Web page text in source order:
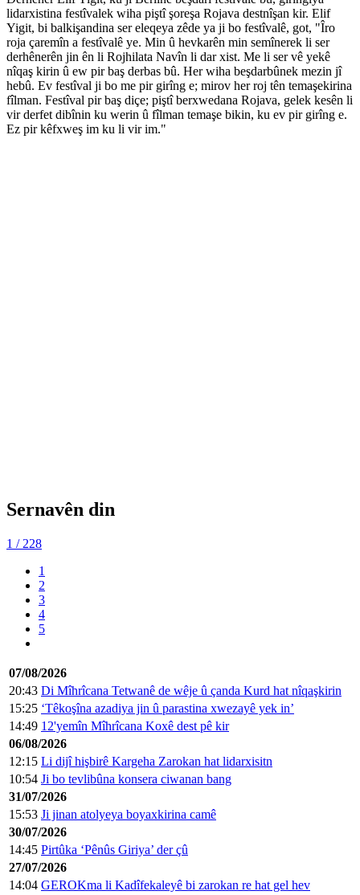
lidarxistina festîvalek wiha piştî şoreşa Rojava destnîşan kir. Elif
Yigit, bi balkişandina ser eleqeya zêde ya ji bo festîvalê, got, "Îro
roja çaremîn a festîvalê ye. Min û hevkarên min semînerek li ser
derhênerên jin ên li Rojhilata Navîn li dar xist. Me li ser vê yekê
nîqaş kirin û ew pir baş derbas bû. Her wiha beşdarbûnek mezin jî
hebû. Ev festîval ji bo me pir girîng e; mirov her roj tên temaşekirina
fîlman. Festîval pir baş diçe; piştî berxwedana Rojava, gelek kesên li
vir derfet dibînin ku werin û fîlman temaşe bikin, ku ev pir girîng e.
Ez pir kêfxweş im ku li vir im."
Sernavên din
1 / 228
1
2
3
4
5
07/08/2026
20:43 Di Mîhrîcana Tetwanê de wêje û çanda Kurd hat nîqaşkirin
15:25 ‘Têkoşîna azadiya jin û parastina xwezayê yek in’
14:49 12'yemîn Mîhrîcana Koxê dest pê kir
06/08/2026
12:15 Li dijî hişbirê Kargeha Zarokan hat lidarxisitn
10:54 Ji bo tevlibûna konsera ciwanan bang
31/07/2026
15:53 Ji jinan atolyeya boyaxkirina camê
30/07/2026
14:45 Pirtûka ‘Pênûs Giriya’ der çû
27/07/2026
14:04 GEROKma li Kadîfekaleyê bi zarokan re hat gel hev